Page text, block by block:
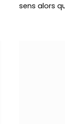
sens alors